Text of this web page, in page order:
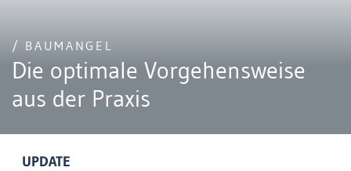
/ BAUMANGEL
Die optimale Vorgehensweise
aus der Praxis
UPDATE